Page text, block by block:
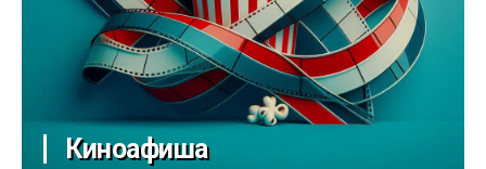
Киноафиша